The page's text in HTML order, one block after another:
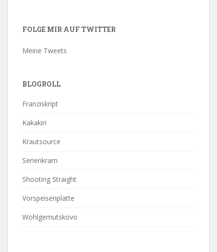
FOLGE MIR AUF TWITTER
Meine Tweets
BLOGROLL
Franziskript
Kakakiri
Krautsource
Serienkram
Shooting Straight
Vorspeisenplatte
Wohlgemutskovo